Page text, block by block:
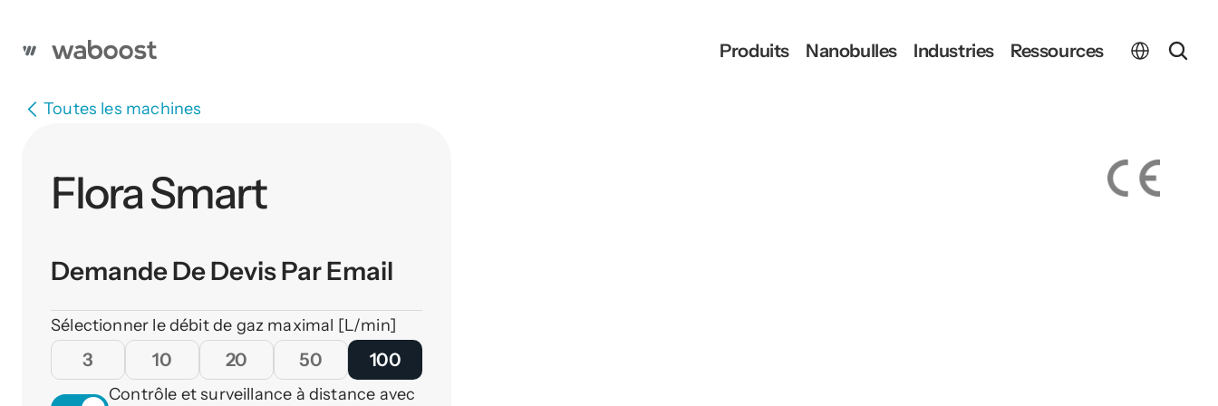
Produits Nanobulles Industries Ressources
Toutes les machines
Flora Smart
Demande De Devis Par Email
Sélectionner le débit de gaz maximal [L/min]
3 10 20 50 100
Contrôle et surveillance à distance avec